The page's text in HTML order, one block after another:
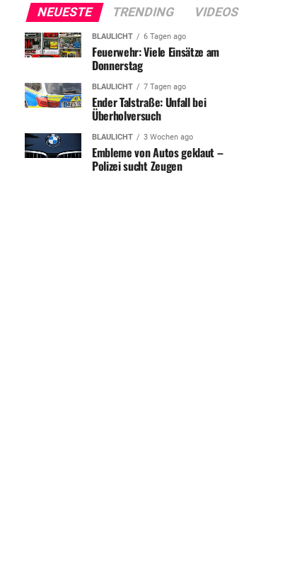
NEUESTE TRENDING VIDEOS
BLAULICHT 6 Tagen ago
Feuerwehr: Viele Einsätze am
Donnerstag
BLAULICHT 7 Tagen ago
Ender Talstraße: Unfall bei
Überholversuch
BLAULICHT 3 Wochen ago
Embleme von Autos geklaut –
Polizei sucht Zeugen